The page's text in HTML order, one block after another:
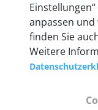
55 mm x 25
anpassen
finden Sie
Weitere